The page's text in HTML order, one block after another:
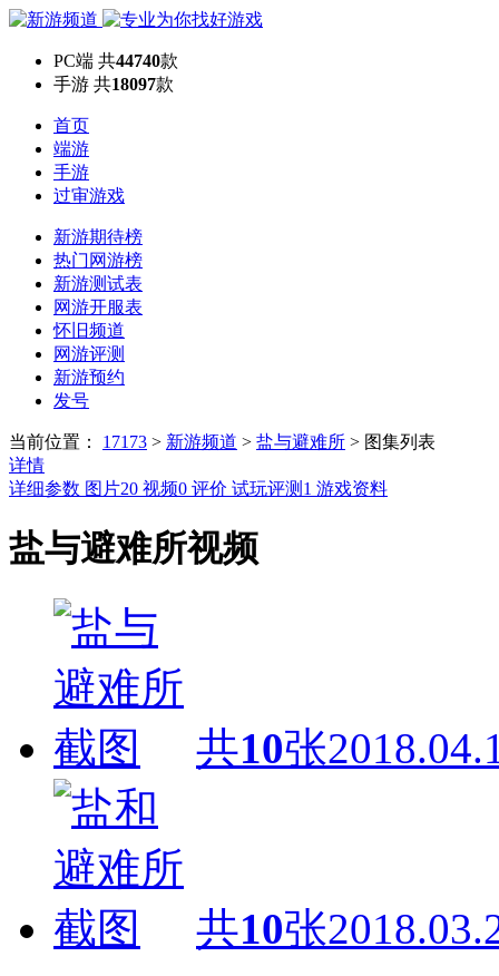
PC端 共44740款
手游 共18097款
首页
端游
手游
过审游戏
新游期待榜
热门网游榜
新游测试表
网游开服表
怀旧频道
网游评测
新游预约
发号
当前位置： 17173 > 新游频道 > 盐与避难所 > 图集列表
详情
详细参数 图片20 视频0 评价 试玩评测 1 游戏资料
盐与避难所视频
共10张
共10张